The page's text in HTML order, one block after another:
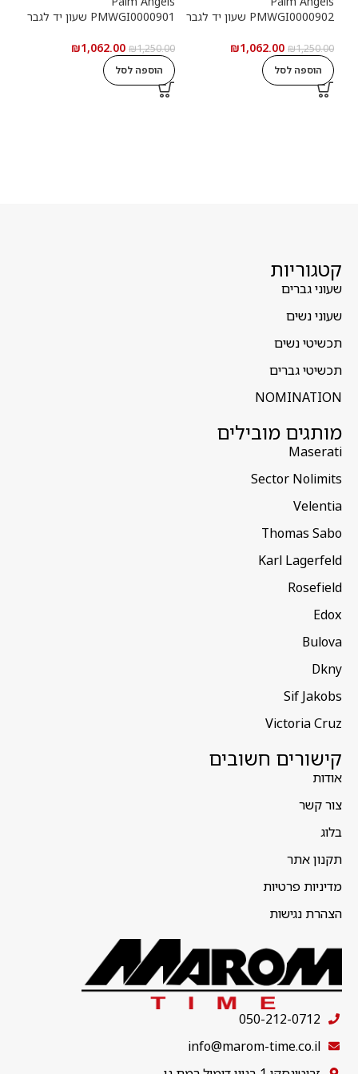
PMWGI0000902 שעון יד לגבר
₪1,250.00
₪1,062.00
הוספה לסל
PMWGI0000901 שעון יד לגבר
₪1,250.00
₪1,062.00
הוספה לסל
קטגוריות
שעוני גברים
שעוני נשים
תכשיטי נשים
תכשיטי גברים
NOMINATION
מותגים מובילים
Maserati
Sector Nolimits
Velentia
Thomas Sabo
Karl Lagerfeld
Rosefield
Edox
Bulova
Dkny
Sif Jakobs
Victoria Cruz
קישורים חשובים
אודות
צור קשר
בלוג
תקנון אתר
מדיניות פרטיות
הצהרת נגישות
050-212-0712
info@marom-time.co.il